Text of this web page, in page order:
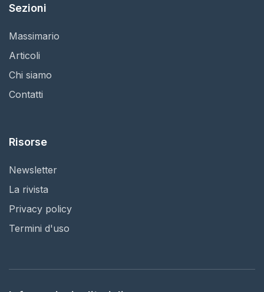
Sezioni
Massimario
Articoli
Chi siamo
Contatti
Risorse
Newsletter
La rivista
Privacy policy
Termini d'uso